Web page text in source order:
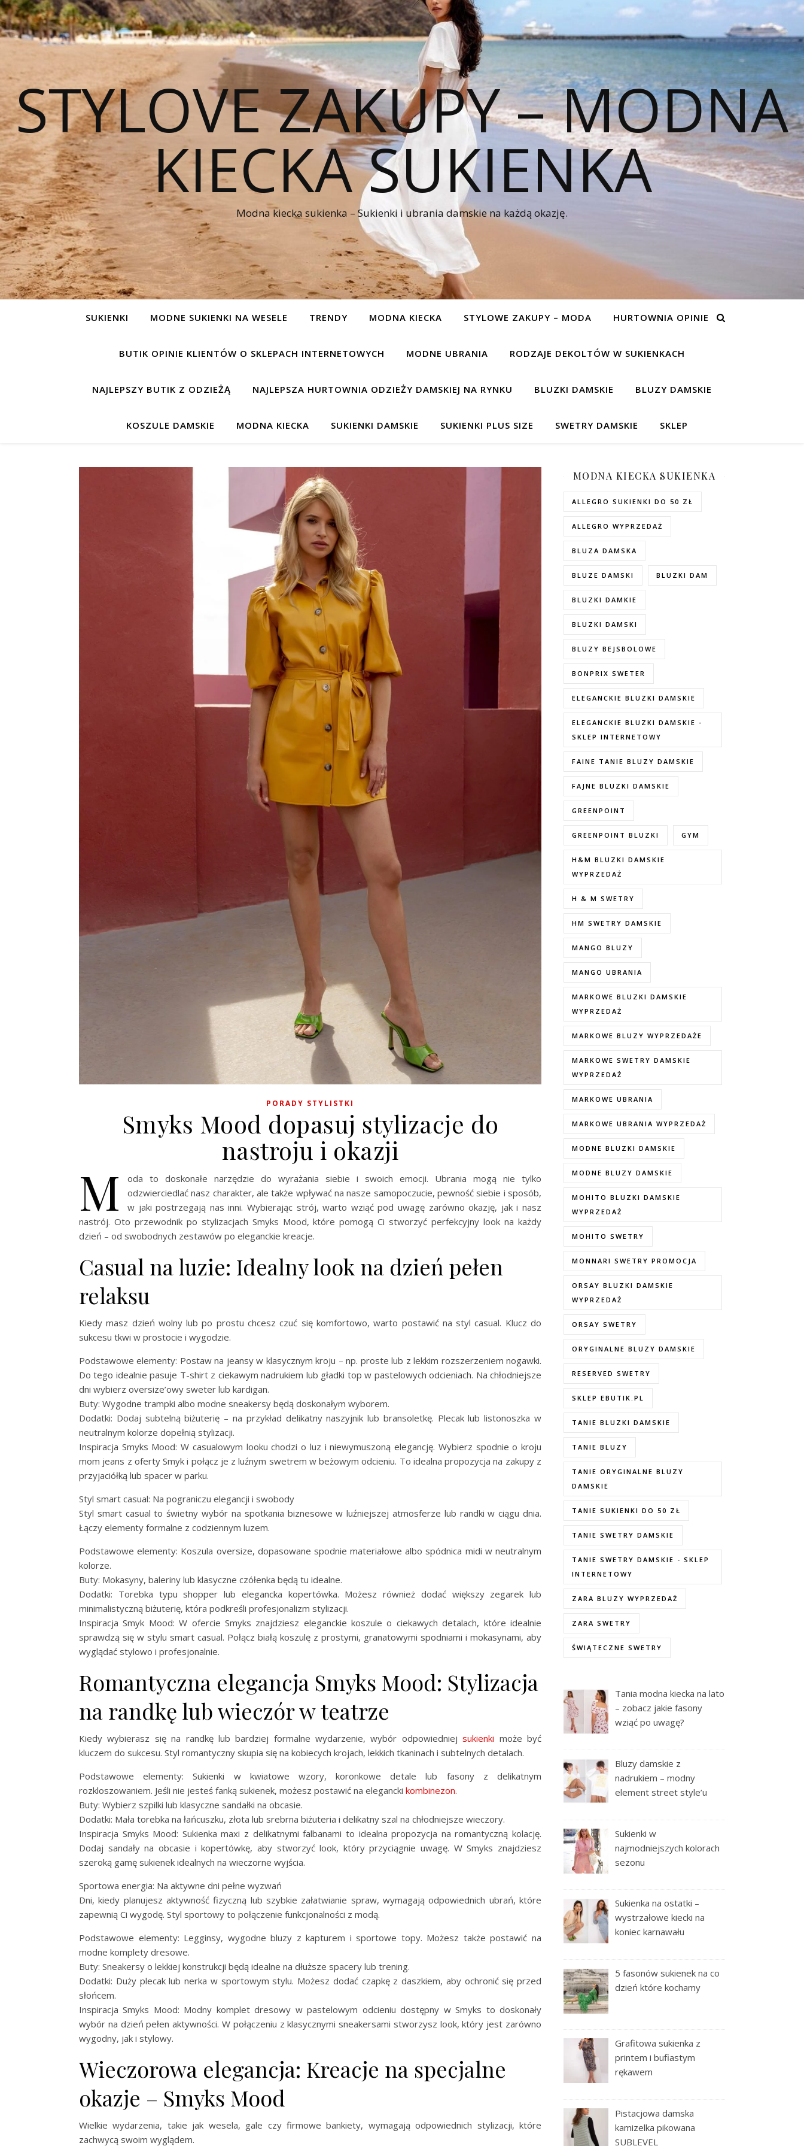
STYLOVE ZAKUPY – MODNA
KIECKA SUKIENKA
Modna kiecka sukienka – Sukienki i ubrania damskie na każdą okazję.
SUKIENKI MODNE SUKIENKI NA WESELE TRENDY MODNA KIECKA STYLOWE ZAKUPY – MODA HURTOWNIA OPINIE
BUTIK OPINIE KLIENTÓW O SKLEPACH INTERNETOWYCH MODNE UBRANIA RODZAJE DEKOLTÓW W SUKIENKACH
NAJLEPSZY BUTIK Z ODZIEŻĄ NAJLEPSZA HURTOWNIA ODZIEŻY DAMSKIEJ NA RYNKU BLUZKI DAMSKIE BLUZY DAMSKIE
KOSZULE DAMSKIE MODNA KIECKA SUKIENKI DAMSKIE SUKIENKI PLUS SIZE SWETRY DAMSKIE SKLEP
PORADY STYLISTKI
Smyks Mood dopasuj stylizacje do
nastroju i okazji
M
oda to doskonałe narzędzie do wyrażania siebie i swoich emocji. Ubrania mogą nie tylko
odzwierciedlać nasz charakter, ale także wpływać na nasze samopoczucie, pewność siebie i sposób,
w jaki postrzegają nas inni. Wybierając strój, warto wziąć pod uwagę zarówno okazję, jak i nasz
nastrój. Oto przewodnik po stylizacjach Smyks Mood, które pomogą Ci stworzyć perfekcyjny look na każdy
dzień – od swobodnych zestawów po eleganckie kreacje.
Casual na luzie: Idealny look na dzień pełen
relaksu
Kiedy masz dzień wolny lub po prostu chcesz czuć się komfortowo, warto postawić na styl casual. Klucz do
sukcesu tkwi w prostocie i wygodzie.
Podstawowe elementy: Postaw na jeansy w klasycznym kroju – np. proste lub z lekkim rozszerzeniem nogawki.
Do tego idealnie pasuje T-shirt z ciekawym nadrukiem lub gładki top w pastelowych odcieniach. Na chłodniejsze
dni wybierz oversize’owy sweter lub kardigan.
Buty: Wygodne trampki albo modne sneakersy będą doskonałym wyborem.
Dodatki: Dodaj subtelną biżuterię – na przykład delikatny naszyjnik lub bransoletkę. Plecak lub listonoszka w
neutralnym kolorze dopełnią stylizacji.
Inspiracja Smyks Mood: W casualowym looku chodzi o luz i niewymuszoną elegancję. Wybierz spodnie o kroju
mom jeans z oferty Smyk i połącz je z luźnym swetrem w beżowym odcieniu. To idealna propozycja na zakupy z
przyjaciółką lub spacer w parku.
Styl smart casual: Na pograniczu elegancji i swobody
Styl smart casual to świetny wybór na spotkania biznesowe w luźniejszej atmosferze lub randki w ciągu dnia.
Łączy elementy formalne z codziennym luzem.
Podstawowe elementy: Koszula oversize, dopasowane spodnie materiałowe albo spódnica midi w neutralnym
kolorze.
Buty: Mokasyny, baleriny lub klasyczne czółenka będą tu idealne.
Dodatki: Torebka typu shopper lub elegancka kopertówka. Możesz również dodać większy zegarek lub
minimalistyczną biżuterię, która podkreśli profesjonalizm stylizacji.
Inspiracja Smyk Mood: W ofercie Smyks znajdziesz eleganckie koszule o ciekawych detalach, które idealnie
sprawdzą się w stylu smart casual. Połącz białą koszulę z prostymi, granatowymi spodniami i mokasynami, aby
wyglądać stylowo i profesjonalnie.
Romantyczna elegancja Smyks Mood: Stylizacja
na randkę lub wieczór w teatrze
Kiedy wybierasz się na randkę lub bardziej formalne wydarzenie, wybór odpowiedniejsukienki może być
kluczem do sukcesu. Styl romantyczny skupia się na kobiecych krojach, lekkich tkaninach i subtelnych detalach.
Podstawowe elementy: Sukienki w kwiatowe wzory, koronkowe detale lub fasony z delikatnym
rozkloszowaniem. Jeśli nie jesteś fanką sukienek, możesz postawić na elegancki kombinezon.
Buty: Wybierz szpilki lub klasyczne sandałki na obcasie.
Dodatki: Mała torebka na łańcuszku, złota lub srebrna biżuteria i delikatny szal na chłodniejsze wieczory.
Inspiracja Smyks Mood: Sukienka maxi z delikatnymi falbanami to idealna propozycja na romantyczną kolację.
Dodaj sandały na obcasie i kopertówkę, aby stworzyć look, który przyciągnie uwagę. W Smyks znajdziesz
szeroką gamę sukienek idealnych na wieczorne wyjścia.
Sportowa energia: Na aktywne dni pełne wyzwań
Dni, kiedy planujesz aktywność fizyczną lub szybkie załatwianie spraw, wymagają odpowiednich ubrań, które
zapewnią Ci wygodę. Styl sportowy to połączenie funkcjonalności z modą.
Podstawowe elementy: Legginsy, wygodne bluzy z kapturem i sportowe topy. Możesz także postawić na
modne komplety dresowe.
Buty: Sneakersy o lekkiej konstrukcji będą idealne na dłuższe spacery lub trening.
Dodatki: Duży plecak lub nerka w sportowym stylu. Możesz dodać czapkę z daszkiem, aby ochronić się przed
słońcem.
Inspiracja Smyks Mood: Modny komplet dresowy w pastelowym odcieniu dostępny w Smyks to doskonały
wybór na dzień pełen aktywności. W połączeniu z klasycznymi sneakersami stworzysz look, który jest zarówno
wygodny, jak i stylowy.
Wieczorowa elegancja: Kreacje na specjalne
okazje – Smyks Mood
Wielkie wydarzenia, takie jak wesela, gale czy firmowe bankiety, wymagają odpowiednich stylizacji, które
zachwycą swoim wyglądem.
MODNA KIECKA SUKIENKA
ALLEGRO SUKIENKI DO 50 ZŁ
ALLEGRO WYPRZEDAŻ
BLUZA DAMSKA
BLUZE DAMSKI BLUZKI DAM
BLUZKI DAMKIE
BLUZKI DAMSKI
BLUZY BEJSBOLOWE
BONPRIX SWETER
ELEGANCKIE BLUZKI DAMSKIE
ELEGANCKIE BLUZKI DAMSKIE -
SKLEP INTERNETOWY
FAINE TANIE BLUZY DAMSKIE
FAJNE BLUZKI DAMSKIE
GREENPOINT
GREENPOINT BLUZKI GYM
H&M BLUZKI DAMSKIE
WYPRZEDAŻ
H & M SWETRY
HM SWETRY DAMSKIE
MANGO BLUZY
MANGO UBRANIA
MARKOWE BLUZKI DAMSKIE
WYPRZEDAŻ
MARKOWE BLUZY WYPRZEDAŻE
MARKOWE SWETRY DAMSKIE
WYPRZEDAŻ
MARKOWE UBRANIA
MARKOWE UBRANIA WYPRZEDAŻ
MODNE BLUZKI DAMSKIE
MODNE BLUZY DAMSKIE
MOHITO BLUZKI DAMSKIE
WYPRZEDAŻ
MOHITO SWETRY
MONNARI SWETRY PROMOCJA
ORSAY BLUZKI DAMSKIE
WYPRZEDAŻ
ORSAY SWETRY
ORYGINALNE BLUZY DAMSKIE
RESERVED SWETRY
SKLEP EBUTIK.PL
TANIE BLUZKI DAMSKIE
TANIE BLUZY
TANIE ORYGINALNE BLUZY
DAMSKIE
TANIE SUKIENKI DO 50 ZŁ
TANIE SWETRY DAMSKIE
TANIE SWETRY DAMSKIE - SKLEP
INTERNETOWY
ZARA BLUZY WYPRZEDAŻ
ZARA SWETRY
ŚWIĄTECZNE SWETRY
Tania modna kiecka na lato
– zobacz jakie fasony
wziąć po uwagę?
Bluzy damskie z
nadrukiem – modny
element street style’u
Sukienki w
najmodniejszych kolorach
sezonu
Sukienka na ostatki –
wystrzałowe kiecki na
koniec karnawału
5 fasonów sukienek na co
dzień które kochamy
Grafitowa sukienka z
printem i bufiastym
rękawem
Pistacjowa damska
kamizelka pikowana
SUBLEVEL